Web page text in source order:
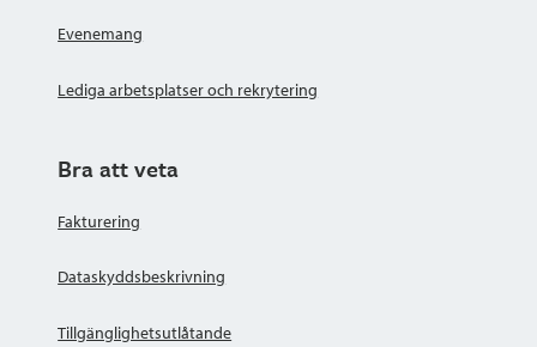
Evenemang
Lediga arbetsplatser och rekrytering
Bra att veta
Fakturering
Dataskyddsbeskrivning
Tillgänglighetsutlåtande